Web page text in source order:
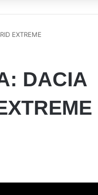
EXTREME
DACIA